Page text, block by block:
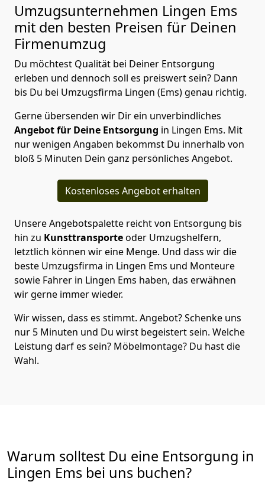
Umzugsunternehmen Lingen Ems
mit den besten Preisen für Deinen
Firmenumzug
Du möchtest Qualität bei Deiner Entsorgung
erleben und dennoch soll es preiswert sein? Dann
bis Du bei Umzugsfirma Lingen (Ems) genau richtig.
Gerne übersenden wir Dir ein unverbindliches
Angebot für Deine Entsorgung in Lingen Ems. Mit
nur wenigen Angaben bekommst Du innerhalb von
bloß 5 Minuten Dein ganz persönliches Angebot.
Kostenloses Angebot erhalten
Unsere Angebotspalette reicht von Entsorgung bis
hin zu Kunsttransporteoder Umzugshelfern,
letztlich können wir eine Menge. Und dass wir die
beste Umzugsfirma in Lingen Ems und Monteure
sowie Fahrer in Lingen Ems haben, das erwähnen
wir gerne immer wieder.
Wir wissen, dass es stimmt. Angebot? Schenke uns
nur 5 Minuten und Du wirst begeistert sein. Welche
Leistung darf es sein? Möbelmontage? Du hast die
Wahl.
Warum solltest Du eine Entsorgung in
Lingen Ems bei uns buchen?